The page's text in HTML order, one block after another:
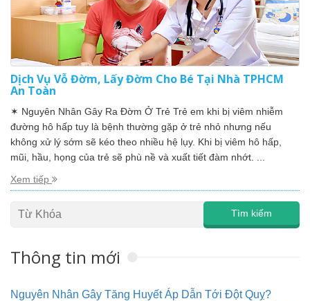
Dịch Vụ Vỗ Đờm, Lấy Đờm Cho Bé Tại Nhà TPHCM
An Toàn
✶ Nguyên Nhân Gây Ra Đờm Ở Trẻ Trẻ em khi bị viêm nhiễm
đường hô hấp tuy là bệnh thường gặp ở trẻ nhỏ nhưng nếu
không xử lý sớm sẽ kéo theo nhiều hệ lụy. Khi bị viêm hô hấp,
mũi, hầu, họng của trẻ sẽ phù nề và xuất tiết đàm nhớt. ...
Xem tiếp
Thông tin mới
Nguyên Nhân Gây Tăng Huyết Áp Dẫn Tới Đột Quỵ?